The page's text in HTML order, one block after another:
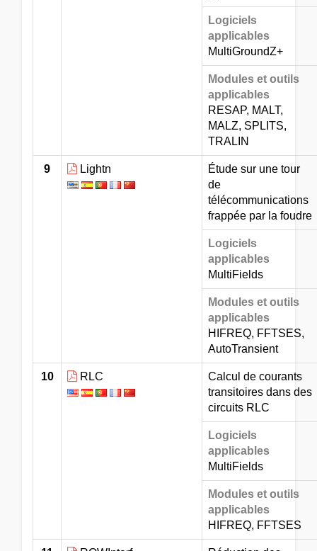
Logiciels
applicables
MultiGroundZ+
Modules et outils
applicables
RESAP, MALT,
MALZ, SPLITS,
TRALIN
9 Lightn
Étude sur une tour
de
télécommunications
frappée par la foudre
Logiciels
applicables
MultiFields
Modules et outils
applicables
HIFREQ, FFTSES,
AutoTransient
10 RLC
Calcul de courants
transitoires dans des
circuits RLC
Logiciels
applicables
MultiFields
Modules et outils
applicables
HIFREQ, FFTSES